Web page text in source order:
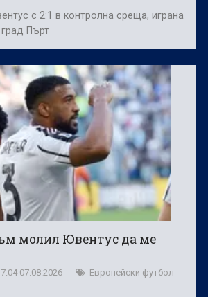
с 2:1 в контролна среща, играна
Пърт
молил Ювентус да ме
07.08.2026 Европейски футбол